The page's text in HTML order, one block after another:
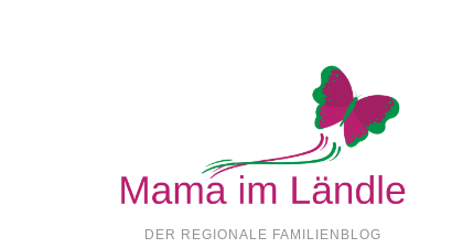
DER REGIONALE FAMILIENBLOG